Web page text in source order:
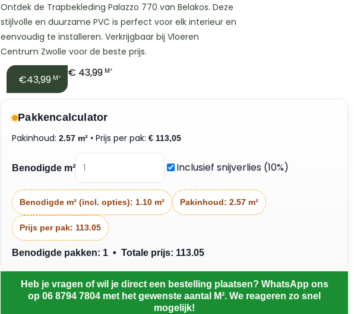
Ontdek de Trapbekleding Palazzo 770 van Belakos. Deze
stijlvolle en duurzame PVC is perfect voor elk interieur en
eenvoudig te installeren. Verkrijgbaar bij Vloeren
Centrum Zwolle voor de beste prijs.
€43,99 M² € 43,99 M²
Pakkencalculator
Pakinhoud:2.57 m² • Prijs per pak:€ 113,05
Benodigde m² Inclusief snijverlies (10%)
Benodigde m² (incl. opties):1.10 m² Pakinhoud:2.57 m²
Prijs per pak:113.05
Benodigde pakken: 1 • Totale prijs: 113.05
Heb je vragen of wil je direct een bestelling plaatsen? WhatsApp ons
op 06 8794 7804 met het gewenste aantal M². We reageren zo snel
mogelijk!